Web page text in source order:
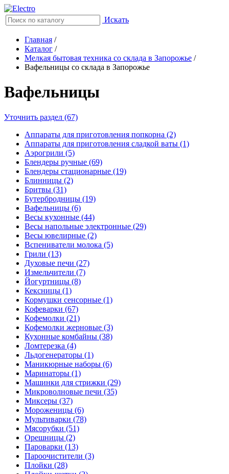
Искать
Главная /
Каталог /
Мелкая бытовая техника со склада в Запорожье /
Вафельницы со склада в Запорожье
Вафельницы
Уточнить раздел (67)
Аппараты для приготовления попкорна (2)
Аппараты для приготовления сладкой ваты (1)
Аэрогрили (5)
Блендеры ручные (69)
Блендеры стационарные (19)
Блинницы (2)
Бритвы (31)
Бутербродницы (19)
Вафельницы (6)
Весы кухонные (44)
Весы напольные электронные (29)
Весы ювелирные (2)
Вспениватели молока (5)
Грили (13)
Духовые печи (27)
Измельчители (7)
Йогуртницы (8)
Кексницы (1)
Кормушки сенсорные (1)
Кофеварки (67)
Кофемолки (21)
Кофемолки жерновые (3)
Кухонные комбайны (38)
Ломтерезка (4)
Льдогенераторы (1)
Маникюрные наборы (6)
Маринаторы (1)
Машинки для стрижки (29)
Микроволновые печи (35)
Миксеры (37)
Мороженицы (6)
Мультиварки (78)
Мясорубки (51)
Орешницы (2)
Пароварки (13)
Пароочистители (3)
Плойки (28)